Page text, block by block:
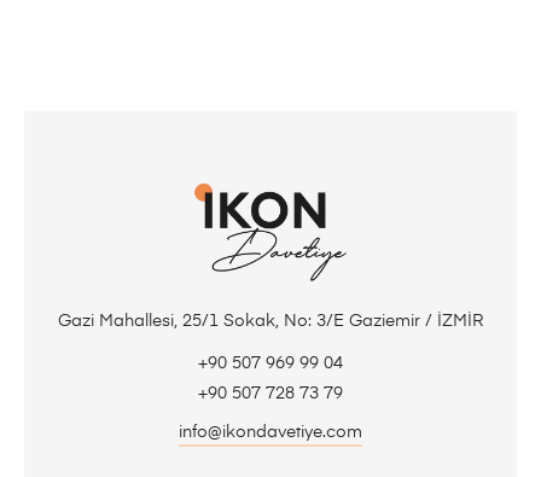
Gazi Mahallesi, 25/1 Sokak, No: 3/E Gaziemir / İZMİR
+90 507 969 99 04
+90 507 728 73 79
info@ikondavetiye.com